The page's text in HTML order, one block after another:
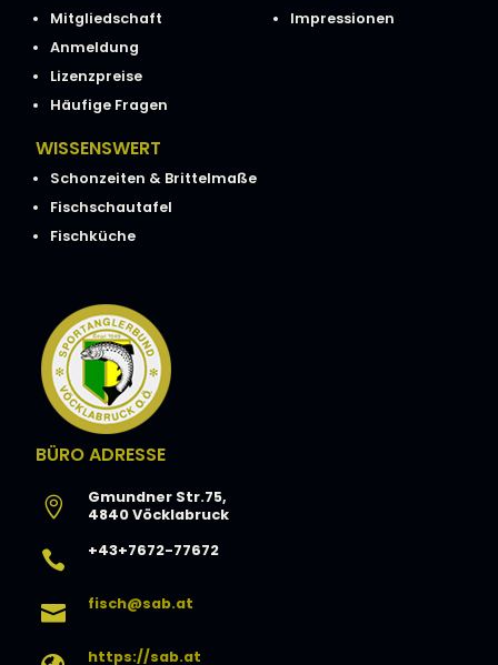
Mitgliedschaft
Anmeldung
Lizenzpreise
Häufige Fragen
Impressionen
WISSENSWERT
Schonzeiten & Brittelmaße
Fischschautafel
Fischküche
BÜRO ADRESSE

Gmundner Str.75,
4840 Vöcklabruck
 +43+7672-77672
 fisch@sab.at
https://sab.at